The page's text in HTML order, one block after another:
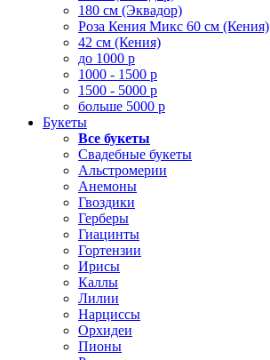
180 см (Эквадор)
Роза Кения Микс 60 см (Кения)
42 см (Кения)
до 1000 р
1000 - 1500 р
1500 - 5000 р
больше 5000 р
Букеты
Все букеты
Свадебные букеты
Альстромерии
Анемоны
Гвоздики
Герберы
Гиацинты
Гортензии
Ирисы
Каллы
Лилии
Нарциссы
Орхидеи
Пионы